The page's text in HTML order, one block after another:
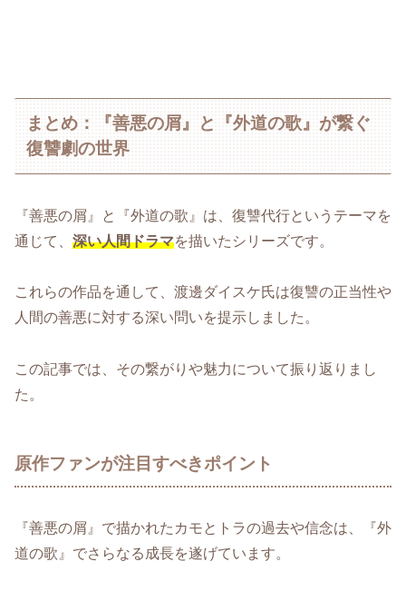
まとめ：『善悪の屑』と『外道の歌』が繋ぐ
復讐劇の世界
『善悪の屑』と『外道の歌』は、復讐代行というテーマを
通じて、 深い人間ドラマを描いたシリーズです。
これらの作品を通して、渡邊ダイスケ氏は復讐の正当性や
人間の善悪に対する深い問いを提示しました。
この記事では、その繋がりや魅力について振り返りまし
た。
原作ファンが注目すべきポイント
『善悪の屑』で描かれたカモとトラの過去や信念は、『外
道の歌』でさらなる成長を遂げています。